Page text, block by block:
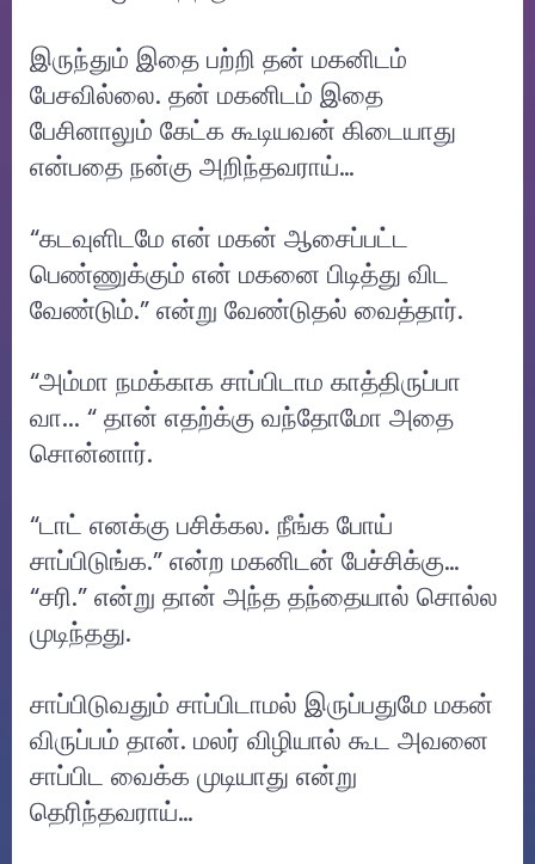
இருந்தும் இதை பற்றி தன் மகனிடம்
பேசவில்லை. தன் மகனிடம் இதை
பேசினாலும் கேட்க கூடியவன் கிடையாது
என்பதை நன்கு அறிந்தவராய்…
“கடவுளிடமே என் மகன் ஆசைப்பட்ட
பெண்ணுக்கும் என் மகனை பிடித்து விட
வேண்டும்.” என்று வேண்டுதல் வைத்தார்.
“அம்மா நமக்காக சாப்பிடாம காத்திருப்பா
வா... “ தான் எதற்க்கு வந்தோமோ அதை
சொன்னார்.
“டாட் எனக்கு பசிக்கல. நீங்க போய்
சாப்பிடுங்க.” என்ற மகனிடன் பேச்சிக்கு…
“சரி.” என்று தான் அந்த தந்தையால் சொல்ல
முடிந்தது.
சாப்பிடுவதும் சாப்பிடாமல் இருப்பதுமே மகன்
விருப்பம் தான். மலர் விழியால் கூட அவனை
சாப்பிட வைக்க முடியாது என்று
தெரிந்தவராய்…